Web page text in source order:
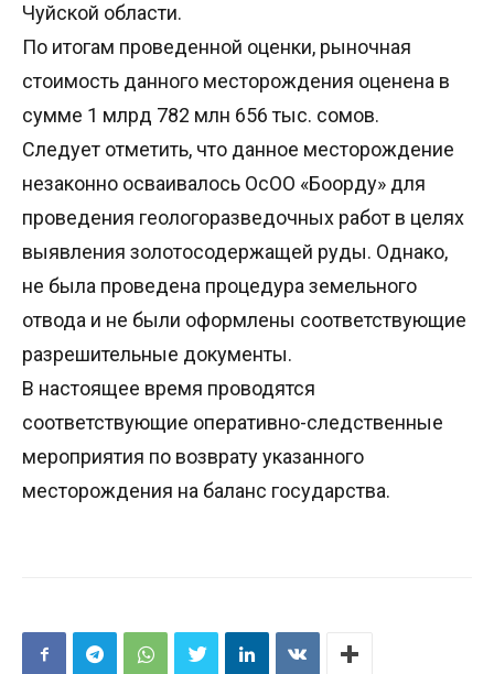
Чуйской области.
По итогам проведенной оценки, рыночная
стоимость данного месторождения оценена в
сумме 1 млрд 782 млн 656 тыс. сомов.
Следует отметить, что данное месторождение
незаконно осваивалось ОсОО «Боорду» для
проведения геологоразведочных работ в целях
выявления золотосодержащей руды. Однако,
не была проведена процедура земельного
отвода и не были оформлены соответствующие
разрешительные документы.
В настоящее время проводятся
соответствующие оперативно-следственные
мероприятия по возврату указанного
месторождения на баланс государства.